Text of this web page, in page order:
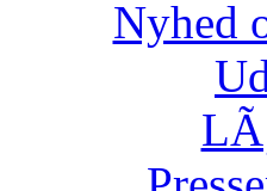
Nyhed